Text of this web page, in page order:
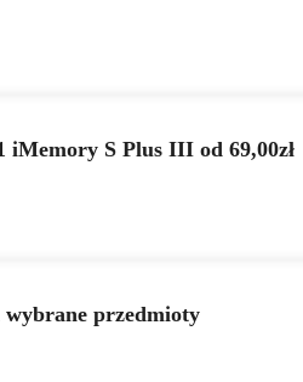
iMemory S Plus III od 69,00zł
wybrane przedmioty